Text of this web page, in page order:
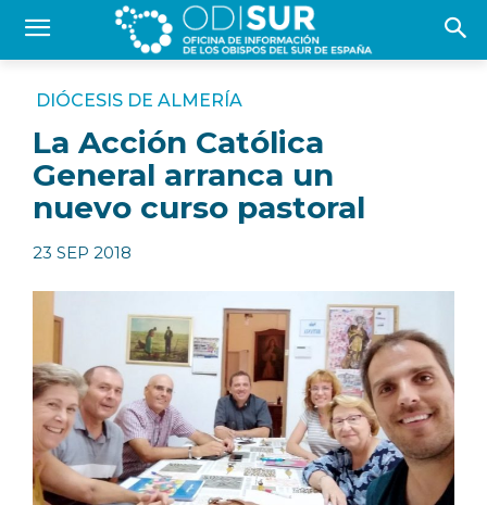
DIÓCESIS DE ALMERÍA
La Acción Católica
General arranca un
nuevo curso pastoral
23 SEP 2018